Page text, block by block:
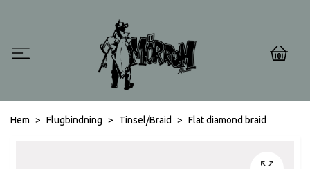
0
Hem Flugbindning Tinsel/Braid Flat diamond braid